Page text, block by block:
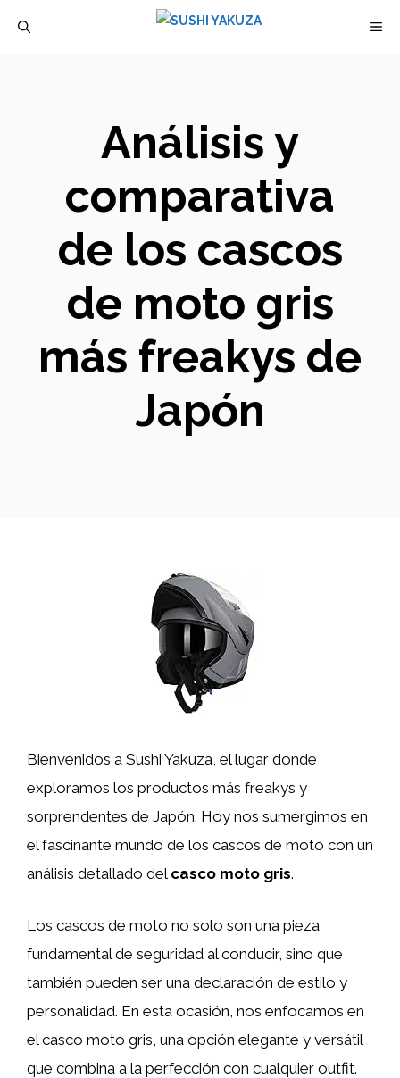
Análisis y
comparativa
de los cascos
de moto gris
más freakys de
Japón
Bienvenidos a Sushi Yakuza, el lugar donde
exploramos los productos más freakys y
sorprendentes de Japón. Hoy nos sumergimos en
el fascinante mundo de los cascos de moto con un
análisis detallado del casco moto gris.
Los cascos de moto no solo son una pieza
fundamental de seguridad al conducir, sino que
también pueden ser una declaración de estilo y
personalidad. En esta ocasión, nos enfocamos en
el casco moto gris, una opción elegante y versátil
que combina a la perfección con cualquier outfit.